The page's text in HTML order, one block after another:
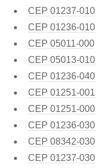
CEP 01237-010
CEP 01236-010
CEP 05011-000
CEP 05013-010
CEP 01236-040
CEP 01251-001
CEP 01251-000
CEP 01236-030
CEP 08342-030
CEP 01237-030